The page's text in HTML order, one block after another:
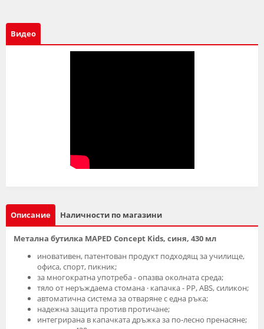
Видео
Описание Наличности по магазини
Метална бутилка MAPED Concept Kids, синя, 430 мл
иновативен, патентован продукт подходящ за училище,
офиса, спорт, пикник;
за многократна употреба - опазва околната среда;
тяло от неръждаема стомана · капачка - PP, ABS, силикон;
автоматична система за отваряне с една ръка;
надежна защита против протичане;
интегрирана в капачката дръжка за по-лесно пренасяне;